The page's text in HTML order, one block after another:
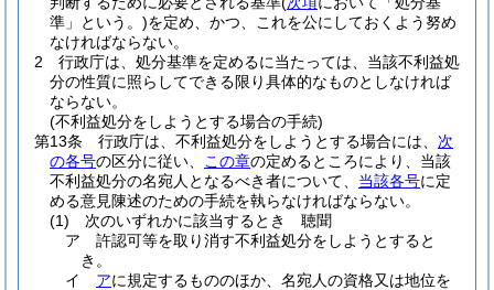
準」という。)を定め、かつ、これを公にしておくよう努め
なければならない。
2
行政庁は、処分基準を定めるに当たっては、当該不利益処
分の性質に照らしてできる限り具体的なものとしなければ
ならない。
(不利益処分をしようとする場合の手続)
第13条
行政庁は、不利益処分をしようとする場合には、 次
の各号の区分に従い、 この章の定めるところにより、当該
不利益処分の名宛人となるべき者について、 当該各号に定
める意見陳述のための手続を執らなければならない。
(1)
次のいずれかに該当するとき 聴聞
ア
許認可等を取り消す不利益処分をしようとすると
き。
イ
アに規定するもののほか、名宛人の資格又は地位を